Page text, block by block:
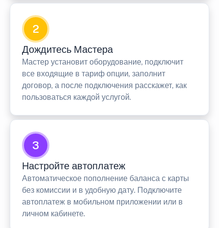
2
Дождитесь Мастера
Мастер установит оборудование, подключит
все входящие в тариф опции, заполнит
договор, а после подключения расскажет, как
пользоваться каждой услугой.
3
Настройте автоплатеж
Автоматическое пополнение баланса с карты
без комиссии и в удобную дату. Подключите
автоплатеж в мобильном приложении или в
личном кабинете.